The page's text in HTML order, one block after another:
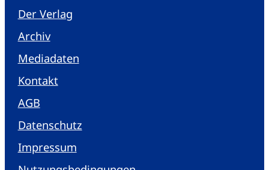
Der Verlag
Archiv
Mediadaten
Kontakt
AGB
Datenschutz
Impressum